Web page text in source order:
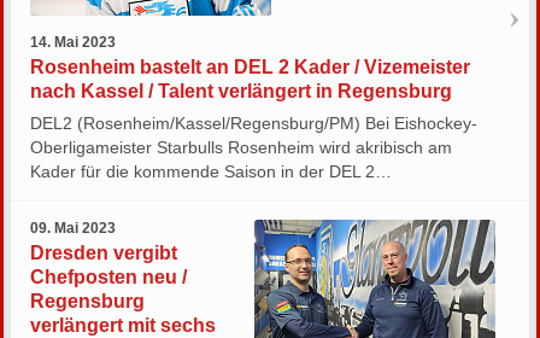
14. Mai 2023
Rosenheim bastelt an DEL 2 Kader / Vizemeister
nach Kassel / Talent verlängert in Regensburg
DEL2 (Rosenheim/Kassel/Regensburg/PM) Bei Eishockey-
Oberligameister Starbulls Rosenheim wird akribisch am
Kader für die kommende Saison in der DEL 2…
09. Mai 2023
Dresden vergibt
Chefposten neu /
Regensburg
verlängert mit sechs